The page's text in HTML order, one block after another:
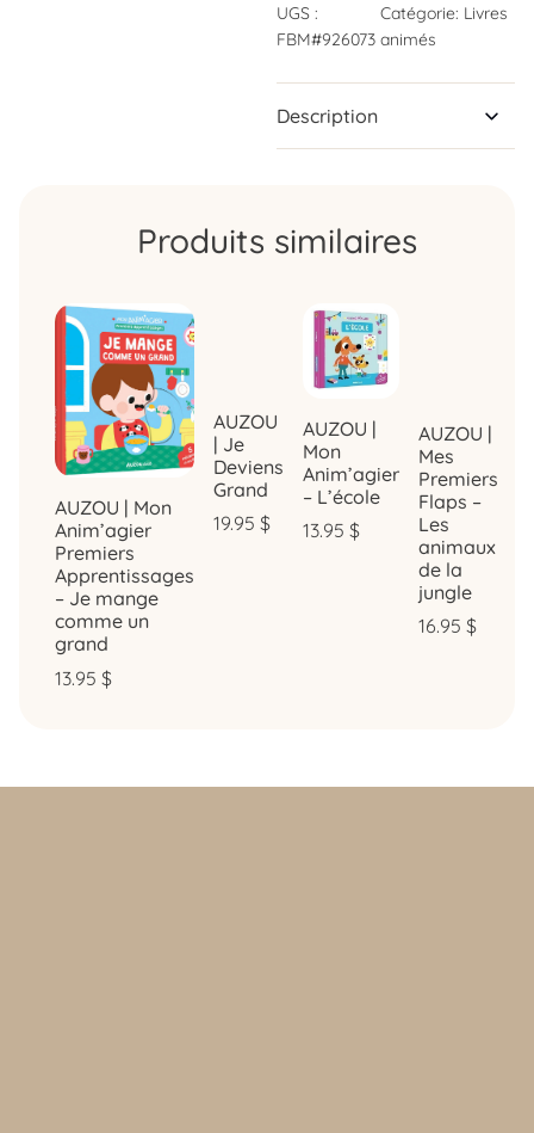
UGS :
FBM#926073
Catégorie: Livres
animés
Description
Produits similaires
AUZOU | Mon
Anim’agier
Premiers
Apprentissages
– Je mange
comme un
grand
13.95 $
AUZOU
| Je
Deviens
Grand
19.95 $
AUZOU |
Mon
Anim’agier
– L’école
13.95 $
AUZOU |
Mes
Premiers
Flaps –
Les
animaux
de la
jungle
16.95 $